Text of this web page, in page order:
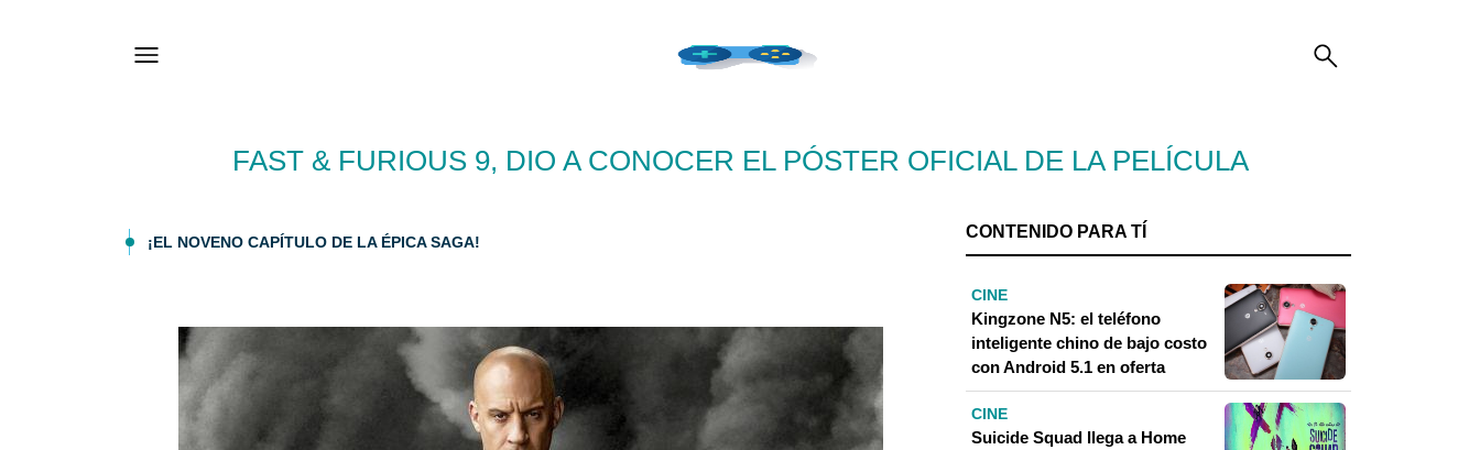
FAST & FURIOUS 9, DIO A CONOCER EL PÓSTER OFICIAL DE LA PELÍCULA
¡EL NOVENO CAPÍTULO DE LA ÉPICA SAGA!
CONTENIDO PARA TÍ
CINE
Kingzone N5: el teléfono
inteligente chino de bajo costo
con Android 5.1 en oferta
CINE
Suicide Squad llega a Home